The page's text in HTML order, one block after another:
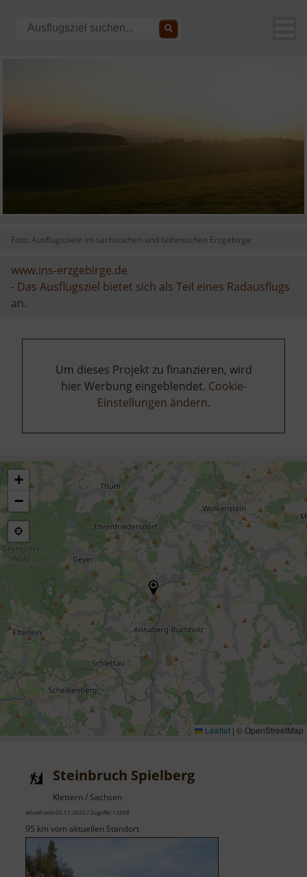
Foto: Ausflugsziele im sächsischen und böhmischen Erzgebirge
www.ins-erzgebirge.de
- Das Ausflugsziel bietet sich als Teil eines Radausflugs
an.
Um dieses Projekt zu finanzieren, wird
hier Werbung eingeblendet. Cookie-
Einstellungen ändern.
+
−
Leaflet | © OpenStreetMap
Steinbruch Spielberg
Klettern / Sachsen
aktuell vom 05.11.2023 / Zugriffe: 12698
95 km vom aktuellen Standort